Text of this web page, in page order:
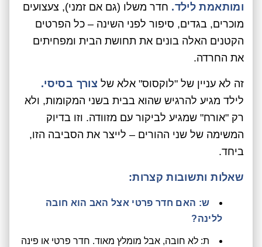
ומותאמת לילד. חדר משלו (גם אם זמני), צעצועים
מוכרים, בגדים, סיפור לפני השינה – כל הפרטים
הקטנים האלה בונים את תחושת הבית ומפחיתים
את החרדה.
זה לא עניין של "לוקסוס" אלא של צורך בסיסי.
לילד מגיע להרגיש שהוא בבית בשני המקומות, ולא
רק "אורח" שמגיע לביקור עם מזוודה. וזו בדיוק
המשימה של שני ההורים – לייצר את הסביבה הזו,
ביחד.
שאלות ותשובות קצרות:
ש: האם חדר פרטי אצל האב הוא חובה
ללינה?
ת: לא חובה, אבל מומלץ מאוד. חדר פרטי או פינה